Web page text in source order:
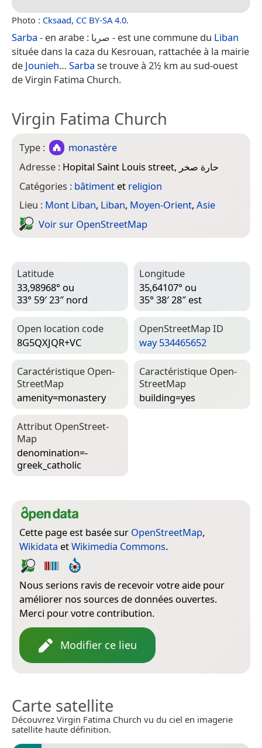
Photo : Cksaad, CC BY-SA 4.0.
Sarba - en arabe : صربا - est une commune du Liban
située dans la caza du Kesrouan, rattachée à la mairie
de Jounieh… Sarba se trouve à 2½ km au sud-ouest
de Virgin Fatima Church.
Virgin Fatima Church
Type :
monastère
Adresse :
Hopital Saint Louis street, حارة صخر
Catégories : bâtiment et religion
Lieu : Mont Liban, Liban, Moyen-Orient, Asie
Voir sur Open­Street­Map
Latitude
33,98968° ou
33° 59′ 23″ nord
Longitude
35,64107° ou
35° 38′ 28″ est
Open location code
8G5QXJQR+VC
Open­Street­Map ID
way 534465652
Caractéristique Open­
Street­Map
amenity=­monastery
Caractéristique Open­
Street­Map
building=­yes
Attribut Open­Street­
Map
denomination=­
greek_catholic
Cette page est basée sur OpenStreetMap,
Wikidata etWikimedia Commons.
Nous serions ravis de recevoir votre aide pour
améliorer nos sources de données ouvertes.
Merci pour votre contribution.
Modifier ce lieu
Carte satellite
Découvrez Virgin Fatima Church vu du ciel en imagerie
satellite haute définition.